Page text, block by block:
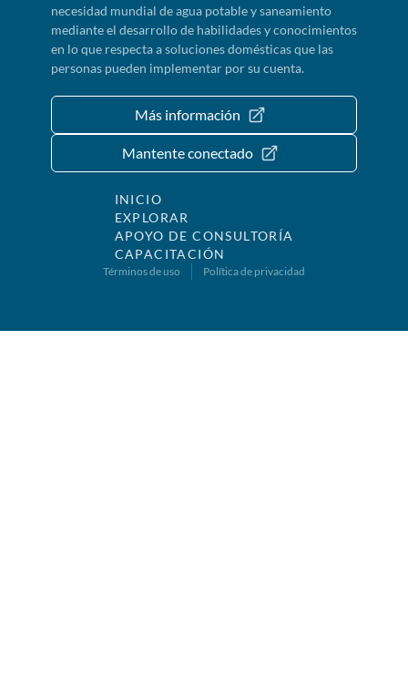
necesidad mundial de agua potable y saneamiento
mediante el desarrollo de habilidades y conocimientos
en lo que respecta a soluciones domésticas que las
personas pueden implementar por su cuenta.
Más información
Mantente conectado
INICIO
EXPLORAR
APOYO DE CONSULTORÍA
CAPACITACIÓN
Términos de uso Política de privacidad